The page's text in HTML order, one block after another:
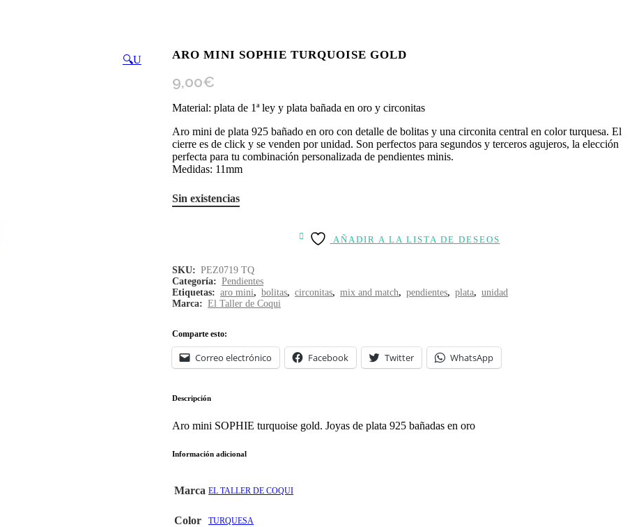
🔍 ARO MINI SOPHIE TURQUOISE GOLD
9,00€
Material: plata de 1ª ley y plata bañada en oro y circonitas
Aro mini de plata 925 bañado en oro con detalle de bolitas y una circonita central en color turquesa. El
cierre es de click y se venden por unidad. Son perfectos para segundos y terceros agujeros, la elección
perfecta para tu combinación personalizada de pendientes minis.
Medidas: 11mm
Sin existencias
AÑADIR A LA LISTA DE DESEOS
SKU: PEZ0719 TQ
Categoría: Pendientes
Etiquetas: aro mini, bolitas, circonitas, mix and match, pendientes, plata, unidad
Marca: El Taller de Coqui
Comparte esto:
Correo electrónico Facebook Twitter WhatsApp
Descripción
Aro mini SOPHIE turquoise gold. Joyas de plata 925 bañadas en oro
Información adicional
Marca EL TALLER DE COQUI
Color TURQUESA